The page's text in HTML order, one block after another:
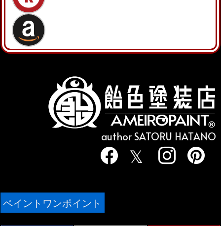
author SATORU HATANO
ペイントワンポイント